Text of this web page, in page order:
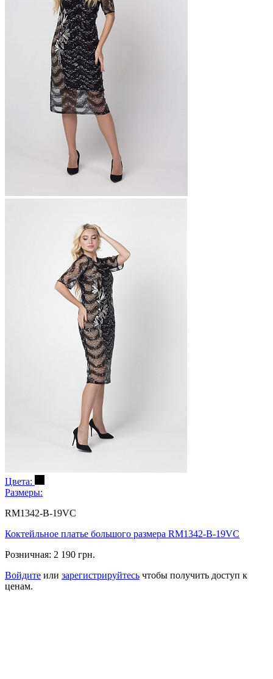
Цвета:
Размеры:
RM1342-B-19VC
Коктейльное платье большого размера RM1342-B-19VC
Розничная: 2 190 грн.
Войдите или зарегистрируйтесь чтобы получить доступ к
ценам.